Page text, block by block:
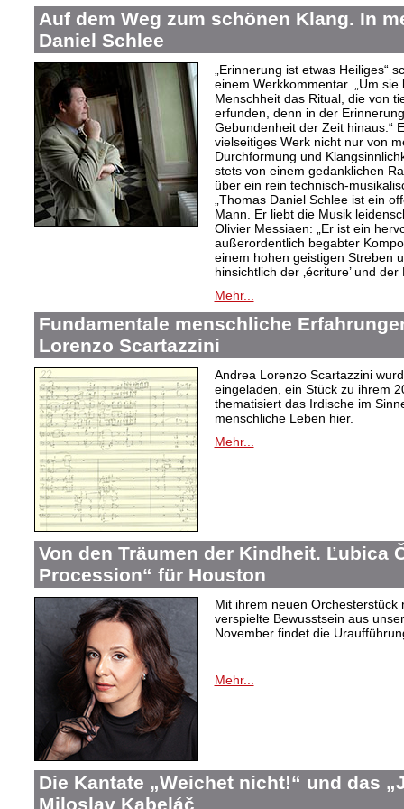
Auf dem Weg zum schönen Klang. In
Daniel Schlee
„Erinnerung ist etwas Heiliges“
einem Werkkommentar. „Um
Menschheit das Ritual, die von
erfunden, denn in der
Gebundenheit der Zeit hinaus.“
vielseitiges Werk nicht nur von
Durchformung und
stets von einem gedanklichen
über ein rein technisch-
„Thomas Daniel Schlee ist ein
Mann. Er liebt die Musik
Olivier Messiaen: „Er ist ein
außerordentlich begabter
einem hohen geistigen Streben
hinsichtlich der ‚écriture’ und der
Mehr...
Fundamentale menschliche
Lorenzo Scartazzini
Andrea Lorenzo Scartazzini
eingeladen, ein Stück zu ihrem
thematisiert das Irdische im
menschliche Leben hier.
Mehr...
Von den Träumen der Kindheit. Ľubica
Procession“ für Houston
Mit ihrem neuen Orchesterstück
verspielte Bewusstsein aus
November findet die
Mehr...
Die Kantate „Weichet nicht!“ und das
Miloslav Kabeláč